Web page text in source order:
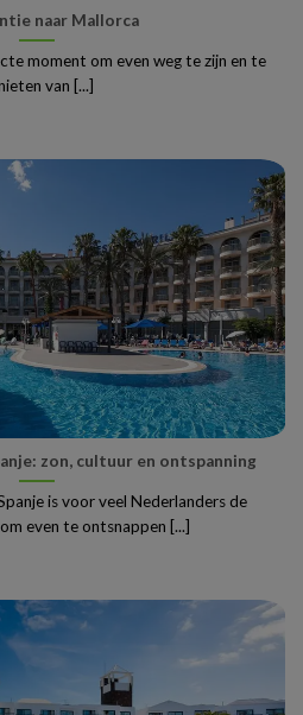
naar Mallorca
moment om even weg te zijn en te
van [...]
zon, cultuur en ontspanning
is voor veel Nederlanders de
even te ontsnappen [...]